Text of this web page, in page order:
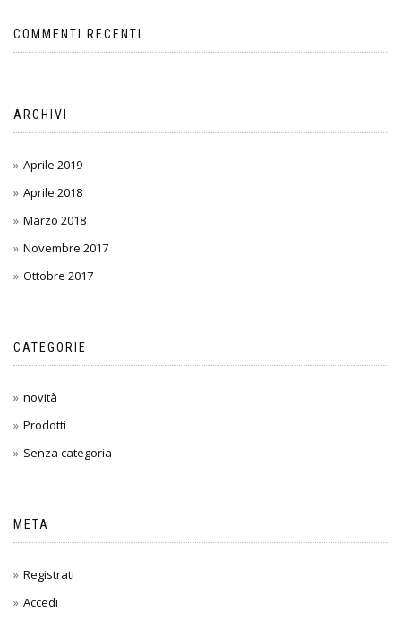
COMMENTI RECENTI
ARCHIVI
Aprile 2019
Aprile 2018
Marzo 2018
Novembre 2017
Ottobre 2017
CATEGORIE
novità
Prodotti
Senza categoria
META
Registrati
Accedi